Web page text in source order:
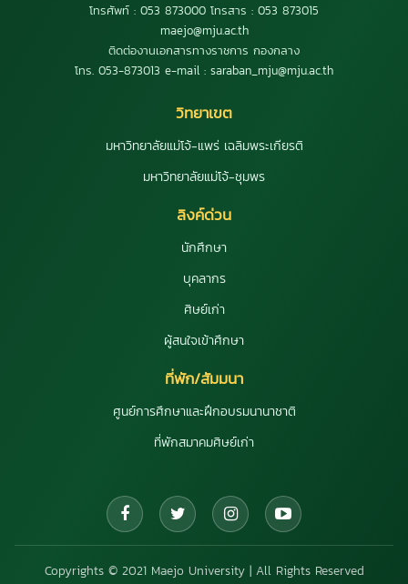
โทรศัพท์ : 053 873000 โทรสาร : 053 873015
maejo@mju.ac.th
ติดต่องานเอกสารทางราชการ กองกลาง
โทร. 053-873013 e-mail : saraban_mju@mju.ac.th
วิทยาเขต
มหาวิทยาลัยแม่โจ้-แพร่ เฉลิมพระเกียรติ
มหาวิทยาลัยแม่โจ้-ชุมพร
ลิงค์ด่วน
นักศึกษา
บุคลากร
ศิษย์เก่า
ผู้สนใจเข้าศึกษา
ที่พัก/สัมมนา
ศูนย์การศึกษาและฝึกอบรมนานาชาติ
ที่พักสมาคมศิษย์เก่า
Copyrights © 2021 Maejo University | All Rights Reserved